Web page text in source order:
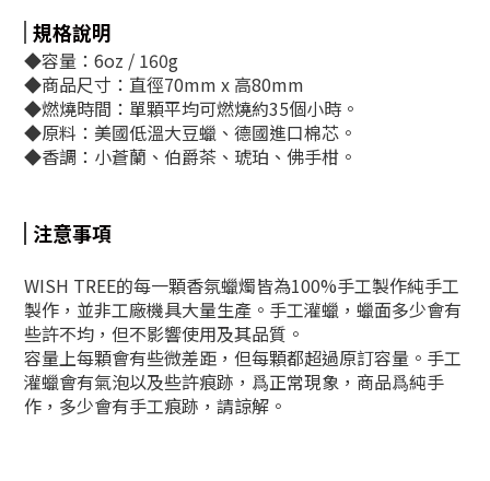
規格說明
◆容量：6oz / 160g
◆商品尺寸：直徑70mm x 高80mm
◆燃燒時間：單顆平均可燃燒約35個小時。
◆原料：美國低溫大豆蠟、德國進口棉芯。
◆香調：小蒼蘭、伯爵茶、琥珀、佛手柑。
注意事項
WISH TREE的每一顆香氛蠟燭皆為100%手工製作純手工
製作，並非工廠機具大量生產。手工灌蠟，蠟面多少會有
些許不均，但不影響使用及其品質。
容量上每顆會有些微差距，但每顆都超過原訂容量。手工
灌蠟會有氣泡以及些許痕跡，爲正常現象，商品爲純手
作，多少會有手工痕跡，請諒解。